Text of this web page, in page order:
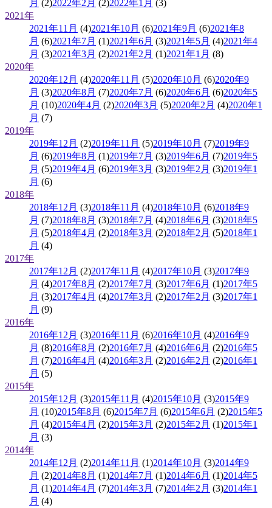
月 (2)2022年2月 (2)2022年1月 (3)
2021年
2021年11月 (4)2021年10月 (6)2021年9月 (6)2021年8
月 (6)2021年7月 (1)2021年6月 (3)2021年5月 (4)2021年4
月 (3)2021年3月 (2)2021年2月 (1)2021年1月 (8)
2020年
2020年12月 (4)2020年11月 (5)2020年10月 (6)2020年9
月 (3)2020年8月 (7)2020年7月 (6)2020年6月 (6)2020年5
月 (10)2020年4月 (2)2020年3月 (5)2020年2月 (4)2020年1
月 (7)
2019年
2019年12月 (2)2019年11月 (5)2019年10月 (7)2019年9
月 (6)2019年8月 (1)2019年7月 (3)2019年6月 (7)2019年5
月 (5)2019年4月 (6)2019年3月 (3)2019年2月 (3)2019年1
月 (6)
2018年
2018年12月 (3)2018年11月 (4)2018年10月 (6)2018年9
月 (7)2018年8月 (3)2018年7月 (4)2018年6月 (3)2018年5
月 (5)2018年4月 (2)2018年3月 (2)2018年2月 (5)2018年1
月 (4)
2017年
2017年12月 (2)2017年11月 (4)2017年10月 (3)2017年9
月 (4)2017年8月 (2)2017年7月 (3)2017年6月 (1)2017年5
月 (3)2017年4月 (4)2017年3月 (2)2017年2月 (3)2017年1
月 (9)
2016年
2016年12月 (3)2016年11月 (6)2016年10月 (4)2016年9
月 (8)2016年8月 (2)2016年7月 (4)2016年6月 (2)2016年5
月 (7)2016年4月 (4)2016年3月 (2)2016年2月 (2)2016年1
月 (5)
2015年
2015年12月 (3)2015年11月 (4)2015年10月 (3)2015年9
月 (10)2015年8月 (6)2015年7月 (6)2015年6月 (2)2015年5
月 (4)2015年4月 (2)2015年3月 (2)2015年2月 (1)2015年1
月 (3)
2014年
2014年12月 (2)2014年11月 (1)2014年10月 (3)2014年9
月 (2)2014年8月 (1)2014年7月 (1)2014年6月 (1)2014年5
月 (1)2014年4月 (7)2014年3月 (7)2014年2月 (3)2014年1
月 (4)